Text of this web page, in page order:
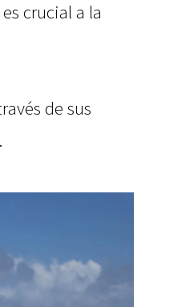
crucial a la
de sus